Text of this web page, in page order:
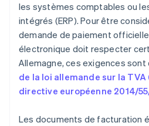
les systèmes comptables ou
intégrés (ERP). Pour être
demande de paiement
électronique doit respecter
Allemagne, ces exigences sont
de la loi allemande sur la TVA
directive européenne 2014/
Les documents de facturation